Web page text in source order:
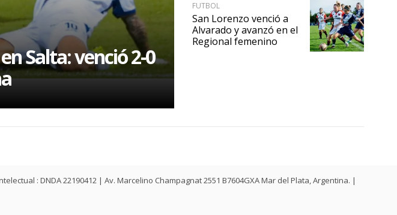
Salta: venció 2-0
FUTBOL
San Lorenzo venció a
Alvarado y avanzó en el
Regional femenino
: DNDA 22190412 | Av. Marcelino Champagnat 2551 B7604GXA Mar del Plata, Argentina. |